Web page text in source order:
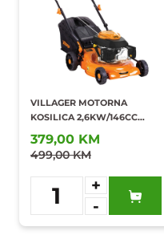
VILLAGER MOTORNA
KOSILICA 2,6KW/146CC
ATLAS 3010T
379,00 KM
499,00 KM
1
+
-
Dodaj u
omiljene